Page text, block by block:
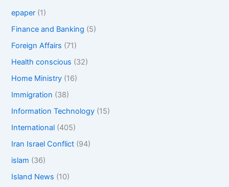
epaper (1)
Finance and Banking (5)
Foreign Affairs (71)
Health conscious (32)
Home Ministry (16)
Immigration (38)
Information Technology (15)
International (405)
Iran Israel Conflict (94)
islam (36)
Island News (10)